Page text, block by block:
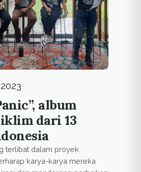
album
dari 13
terlibat dalam proyek
karya-karya mereka